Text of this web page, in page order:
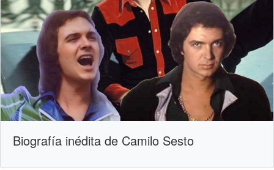
Biografía inédita de Camilo Sesto